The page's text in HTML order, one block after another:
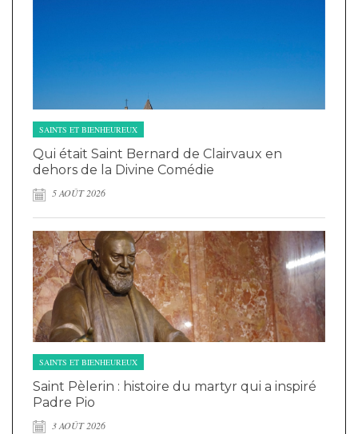
SAINTS ET BIENHEUREUX
Qui était Saint Bernard de Clairvaux en
dehors de la Divine Comédie
5 AOÛT 2026
SAINTS ET BIENHEUREUX
Saint Pèlerin : histoire du martyr qui a inspiré
Padre Pio
3 AOÛT 2026